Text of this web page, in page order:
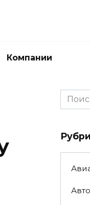
Компании
Search
for:
Авто